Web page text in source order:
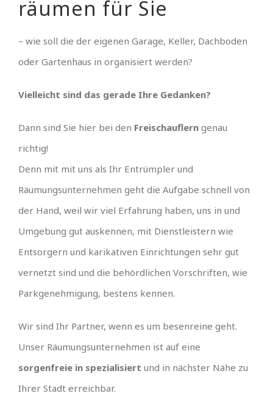
räumen für Sie
– wie soll die der eigenen Garage, Keller, Dachboden
oder Gartenhaus in organisiert werden?
Vielleicht sind das gerade Ihre Gedanken?
Dann sind Sie hier bei den Freischauflern genau
richtig!
Denn mit mit uns als Ihr Entrümpler und
Räumungsunternehmen geht die Aufgabe schnell von
der Hand, weil wir viel Erfahrung haben, uns in und
Umgebung gut auskennen, mit Dienstleistern wie
Entsorgern und karikativen Einrichtungen sehr gut
vernetzt sind und die behördlichen Vorschriften, wie
Parkgenehmigung, bestens kennen.
Wir sind Ihr Partner, wenn es um besenreine geht.
Unser Räumungsunternehmen ist auf eine
sorgenfreie in spezialisiert und in nächster Nähe zu
Ihrer Stadt erreichbar.